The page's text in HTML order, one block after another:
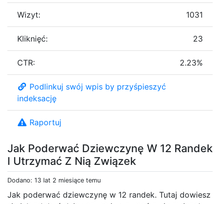
Jak Poderwać Dziewczynę W 12 Randek
I Utrzymać Z Nią Związek
Dodano: 13 lat 2 miesiące temu
Jak poderwać dziewczynę w 12 randek. Tutaj dowiesz
Wizyt: 1031
Kliknięć: 23
CTR: 2.23%
Podlinkuj swój wpis by przyśpieszyć
indeksację
Raportuj